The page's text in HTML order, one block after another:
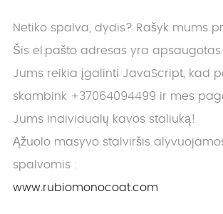
Netiko spalva, dydis? Rašyk mums
Šis el.pašto adresas yra apsaugotas
Jums reikia įgalinti JavaScript, kad
skambink +37064094499 ir mes
Jums individualų kavos staliuką!
Ąžuolo masyvo stalviršis
spalvomis :
www.rubiomonocoat.com